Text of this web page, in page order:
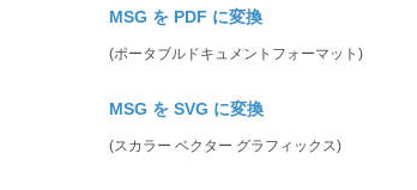
MSG を PDF に変換
(ポータブルドキュメントフォーマット)
MSG を SVG に変換
(スカラー ベクター グラフィックス)